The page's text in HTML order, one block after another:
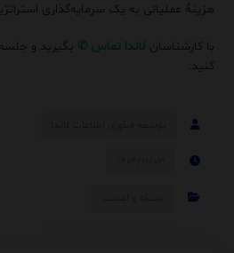
هزینهٔ عملیاتی به یک سرمایه‌گذاری
با کارشناسان لاندا تماس ✆ بگیرید و
کنید.